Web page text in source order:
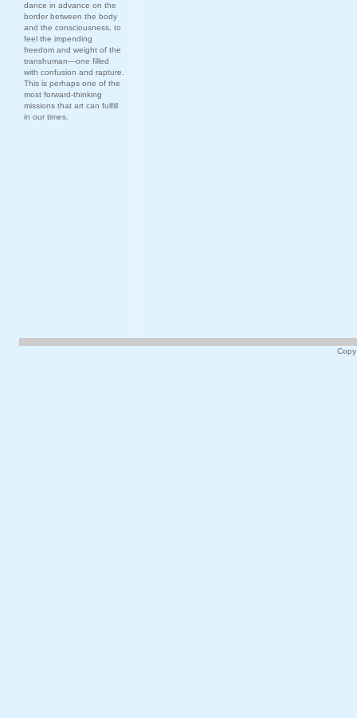
dance in advance on the
border between the body
and the consciousness, to
feel the impending
freedom and weight of the
transhuman—one filled
with confusion and rapture.
This is perhaps one of the
most forward-thinking
missions that art can fulfill
in our times.